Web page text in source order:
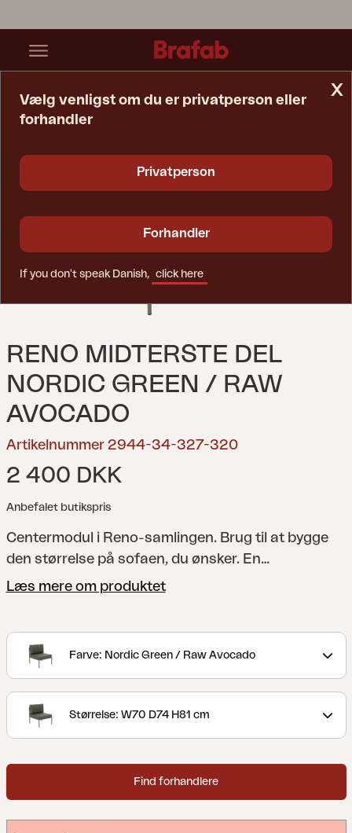
RENO MIDTERSTE DEL
NORDIC GREEN / RAW
AVOCADO
Artikelnummer 2944-34-327-320
2 400 DKK
Anbefalet butikspris
Centermodul i Reno-samlingen. Brug til at bygge
den størrelse på sofaen, du ønsker. En
nyfortolkning af den klassiske lounge. Med et
afklædt look. Generøse hynder med slidstærkt
boucléstof giver stor komfort, mens det modulære
Læs mere om produktet
Farve: Nordic Green / Raw Avocado
Størrelse: W70 D74 H81 cm
Find forhandlere
x
Vælg venligst om du er privatperson eller
forhandler
Privatperson
Forhandler
If you don't speak Danish, click here